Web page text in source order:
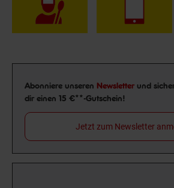
Newsletter Anmeldung
Abonniere unseren Newsletter und
dir einen 15 €**-Gutschein!
Jetzt zum Newsletter